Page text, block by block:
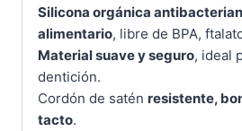
Silicona orgánica
alimentario, libre de BPA,
Material suave y seguro, ideal
dentición.
Cordón de satén resistente,
tacto.